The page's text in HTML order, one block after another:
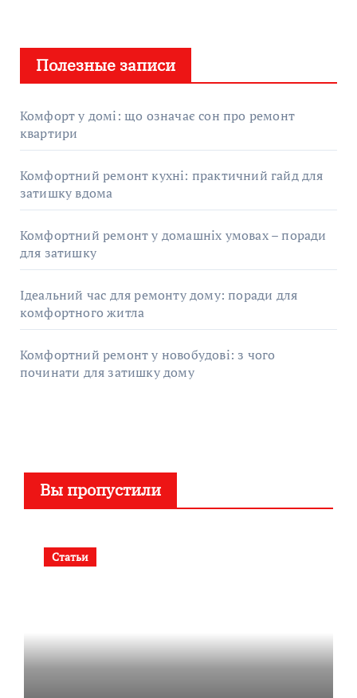
Полезные записи
Комфорт у домі: що означає сон про ремонт
квартири
Комфортний ремонт кухні: практичний гайд для
затишку вдома
Комфортний ремонт у домашніх умовах – поради
для затишку
Ідеальний час для ремонту дому: поради для
комфортного житла
Комфортний ремонт у новобудові: з чого
починати для затишку дому
Вы пропустили
Статьи